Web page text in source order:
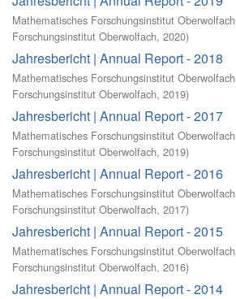
Mathematisches Forschungsinstitut Oberwolfach
Forschungsinstitut Oberwolfach, 2020)
Jahresbericht | Annual Report - 2018
Mathematisches Forschungsinstitut Oberwolfach
Forschungsinstitut Oberwolfach, 2019)
Jahresbericht | Annual Report - 2017
Mathematisches Forschungsinstitut Oberwolfach
Forschungsinstitut Oberwolfach, 2019)
Jahresbericht | Annual Report - 2016
Mathematisches Forschungsinstitut Oberwolfach
Forschungsinstitut Oberwolfach, 2017)
Jahresbericht | Annual Report - 2015
Mathematisches Forschungsinstitut Oberwolfach
Forschungsinstitut Oberwolfach, 2016)
Jahresbericht | Annual Report - 2014